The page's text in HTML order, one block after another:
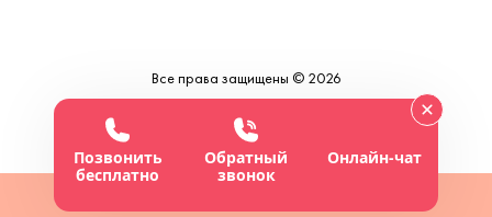
Позвонить
бесплатно
Обратный
звонок
Онлайн-чат
Все права защищены © 2026